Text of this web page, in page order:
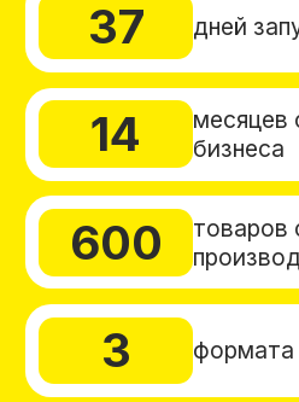
Получить
600 товаров
3 формата